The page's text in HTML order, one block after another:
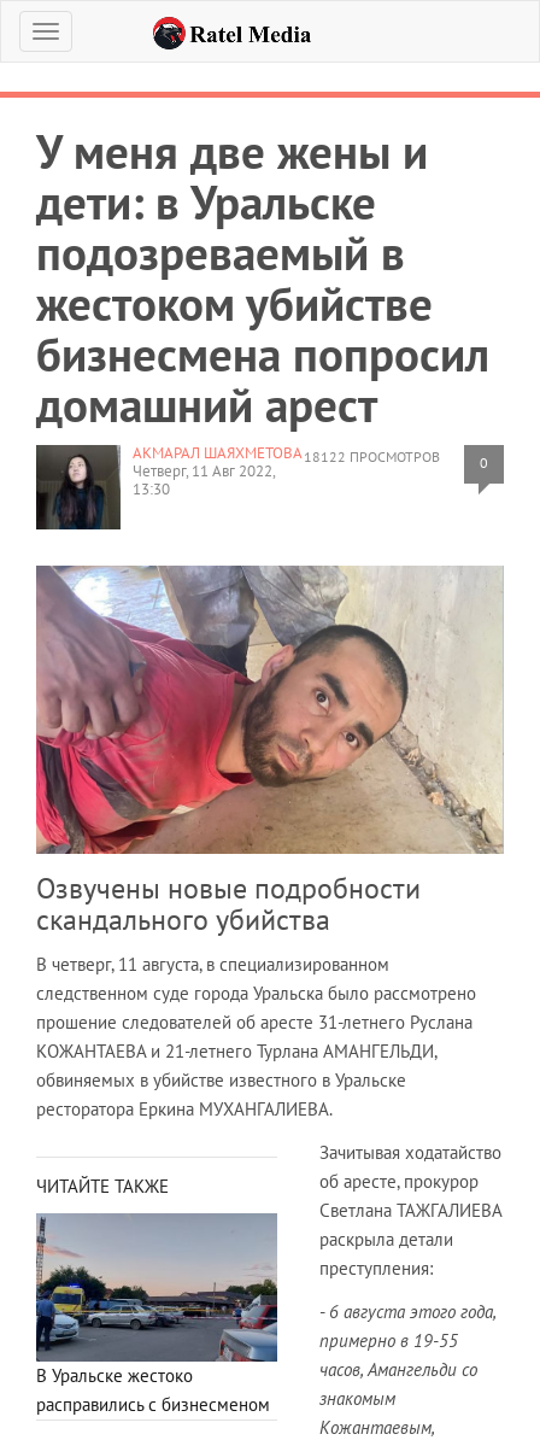
Меню
У меня две жены и
дети: в Уральске
подозреваемый в
жестоком убийстве
бизнесмена попросил
домашний арест
18122 ПРОСМОТРОВ 0
АКМАРАЛ ШАЯХМЕТОВА
Четверг, 11 Авг 2022,
13:30
Озвучены новые подробности
скандального убийства
В четверг, 11 августа, в специализированном
следственном суде города Уральска было рассмотрено
прошение следователей об аресте 31-летнего Руслана
КОЖАНТАЕВА и 21-летнего Турлана АМАНГЕЛЬДИ,
обвиняемых в убийстве известного в Уральске
ресторатора Еркина МУХАНГАЛИЕВА.
ЧИТАЙТЕ ТАКЖЕ
В Уральске жестоко
расправились с бизнесменом
Зачитывая ходатайство
об аресте, прокурор
Светлана ТАЖГАЛИЕВА
раскрыла детали
преступления:
- 6 августа этого года,
примерно в 19-55
часов, Амангельди со
знакомым
Кожантаевым,